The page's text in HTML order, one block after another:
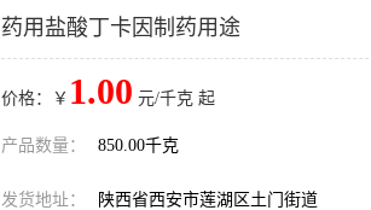
药用盐酸丁卡因制药用途
价格：￥ 1.00 元/千克 起
产品数量： 850.00千克
发货地址： 陕西省西安市莲湖区土门街道